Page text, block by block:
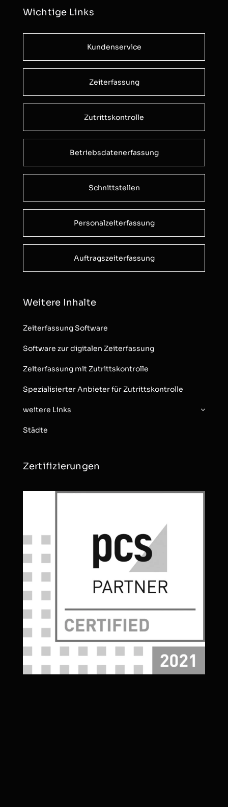
Wichtige Links
Kundenservice
Zeiterfassung
Zutrittskontrolle
Betriebsdatenerfassung
Schnittstellen
Personalzeiterfassung
Auftragszeiterfassung
Weitere Inhalte
Zeiterfassung Software
Software zur digitalen Zeiterfassung
Zeiterfassung mit Zutrittskontrolle
Spezialisierter Anbieter für Zutrittskontrolle
weitere Links
Städte
Zertifizierungen